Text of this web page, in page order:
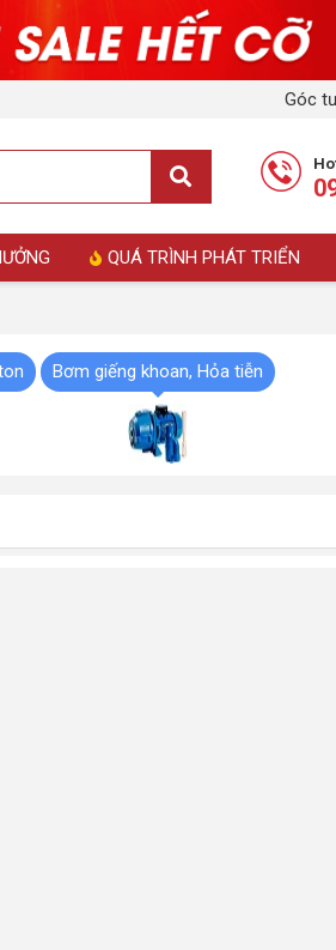
Góc
QUÁ TRÌNH PHÁT TRIỂN
Bơm giếng khoan, Hỏa tiễn